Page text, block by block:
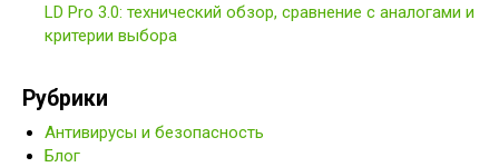
LD Pro 3.0: технический обзор, сравнение с аналогами и
критерии выбора
Рубрики
Антивирусы и безопасность
Блог